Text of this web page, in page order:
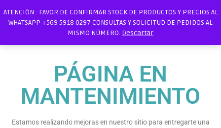
ATENCIÓN : FAVOR DE CONFIRMAR STOCK DE PRODUCTOS Y PRECIOS AL
WHATSAPP +569 5918 0297 CONSULTAS Y SOLICITUD DE PEDIDOS AL
MISMO NÚMERO. Descartar
PÁGINA EN
MANTENIMIENTO
Estamos realizando mejoras en nuestro sitio para entregarte una